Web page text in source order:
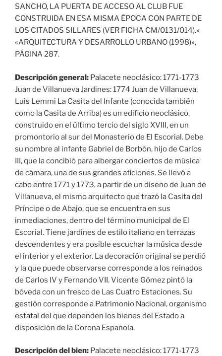
SANCHO, LA PUERTA DE ACCESO AL CLUB FUE
CONSTRUIDA EN ESA MISMA ÉPOCA CON PARTE DE
LOS CITADOS SILLARES (VER FICHA CM/0131/014).»
«ARQUITECTURA Y DESARROLLO URBANO (1998)»,
PÁGINA 287.
Descripción general: Palacete neoclásico: 1771-1773
Juan de Villanueva Jardines: 1774 Juan de Villanueva,
Luis Lemmi La Casita del Infante (conocida también
como la Casita de Arriba) es un edificio neoclásico,
construido en el último tercio del siglo XVIII, en un
promontorio al sur del Monasterio de El Escorial. Debe
su nombre al infante Gabriel de Borbón, hijo de Carlos
III, que la concibió para albergar conciertos de música
de cámara, una de sus grandes aficiones. Se llevó a
cabo entre 1771 y 1773, a partir de un diseño de Juan de
Villanueva, el mismo arquitecto que trazó la Casita del
Príncipe o de Abajo, que se encuentra en sus
inmediaciones, dentro del término municipal de El
Escorial. Tiene jardines de estilo italiano en terrazas
descendentes y era posible escuchar la música desde
el interior y el exterior. La decoración original se perdió
y la que puede observarse corresponde a los reinados
de Carlos IV y Fernando VII. Vicente Gómez pintó la
bóveda con un fresco de Las Cuatro Estaciones. Su
gestión corresponde a Patrimonio Nacional, organismo
estatal del que dependen los bienes del Estado a
disposición de la Corona Española.
Descripción del bien: Palacete neoclásico: 1771-1773